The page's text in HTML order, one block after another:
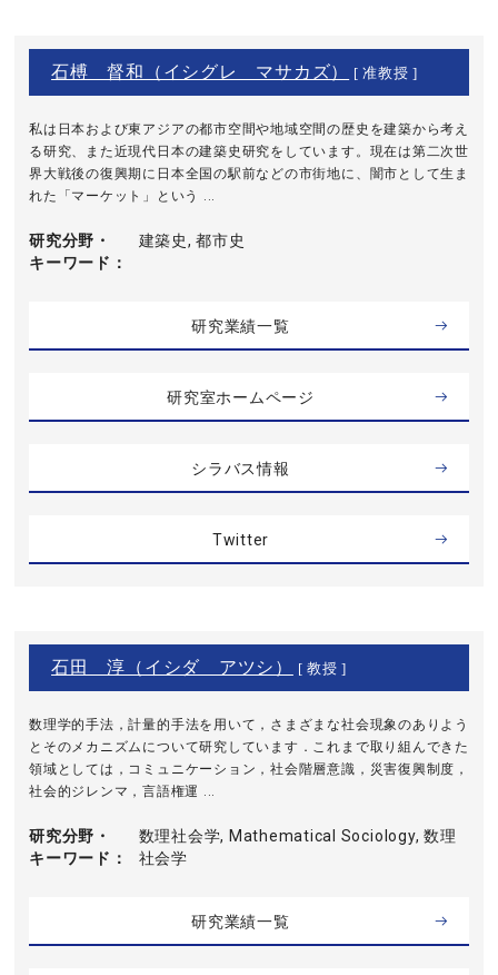
石榑 督和（イシグレ マサカズ） [ 准教授 ]
私は日本および東アジアの都市空間や地域空間の歴史を建築から考え
る研究、また近現代日本の建築史研究をしています。現在は第二次世
界大戦後の復興期に日本全国の駅前などの市街地に、闇市として生ま
れた「マーケット」という ...
研究分野・
キーワード
建築史, 都市史
研究業績一覧
研究室ホームページ
シラバス情報
Twitter
石田 淳（イシダ アツシ） [ 教授 ]
数理学的手法，計量的手法を用いて，さまざまな社会現象のありよう
とそのメカニズムについて研究しています．これまで取り組んできた
領域としては，コミュニケーション，社会階層意識，災害復興制度，
社会的ジレンマ，言語権運 ...
研究分野・
キーワード
数理社会学, Mathematical Sociology, 数理
社会学
研究業績一覧